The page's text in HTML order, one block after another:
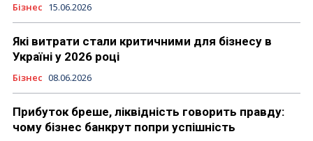
Бізнес 15.06.2026
Які витрати стали критичними для бізнесу в
Україні у 2026 році
Бізнес 08.06.2026
Прибуток бреше, ліквідність говорить правду:
чому бізнес банкрут попри успішність